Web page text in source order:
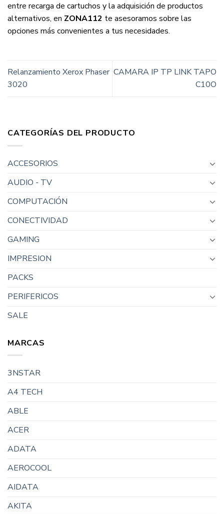
entre recarga de cartuchos y la adquisición de productos
alternativos, en ZONA112 te asesoramos sobre las
opciones más convenientes a tus necesidades.
Relanzamiento Xerox Phaser
3020
CAMARA IP TP LINK TAPO
C10O
CATEGORÍAS DEL PRODUCTO
ACCESORIOS
AUDIO - TV
COMPUTACIÓN
CONECTIVIDAD
GAMING
IMPRESION
PACKS
PERIFERICOS
SALE
MARCAS
3NSTAR
A4 TECH
ABLE
ACER
ADATA
AEROCOOL
AIDATA
AKITA